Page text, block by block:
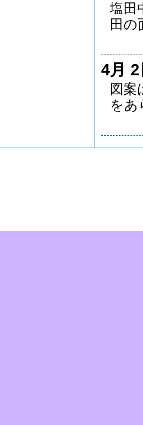
塩
田の
4月
図案
を